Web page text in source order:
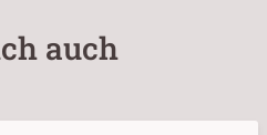
auch